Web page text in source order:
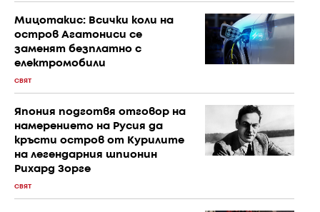
Мицотакис: Всички коли на
остров Агатониси се
заменят безплатно с
електромобили
СВЯТ
Япония подготвя отговор на
намерението на Русия да
кръсти остров от Курилите
на легендарния шпионин
Рихард Зорге
СВЯТ